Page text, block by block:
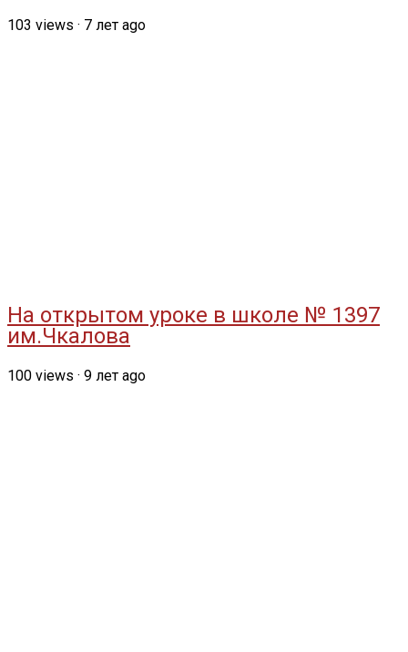
103 views · 7 лет ago
На открытом уроке в школе № 1397
им.Чкалова
100 views · 9 лет ago